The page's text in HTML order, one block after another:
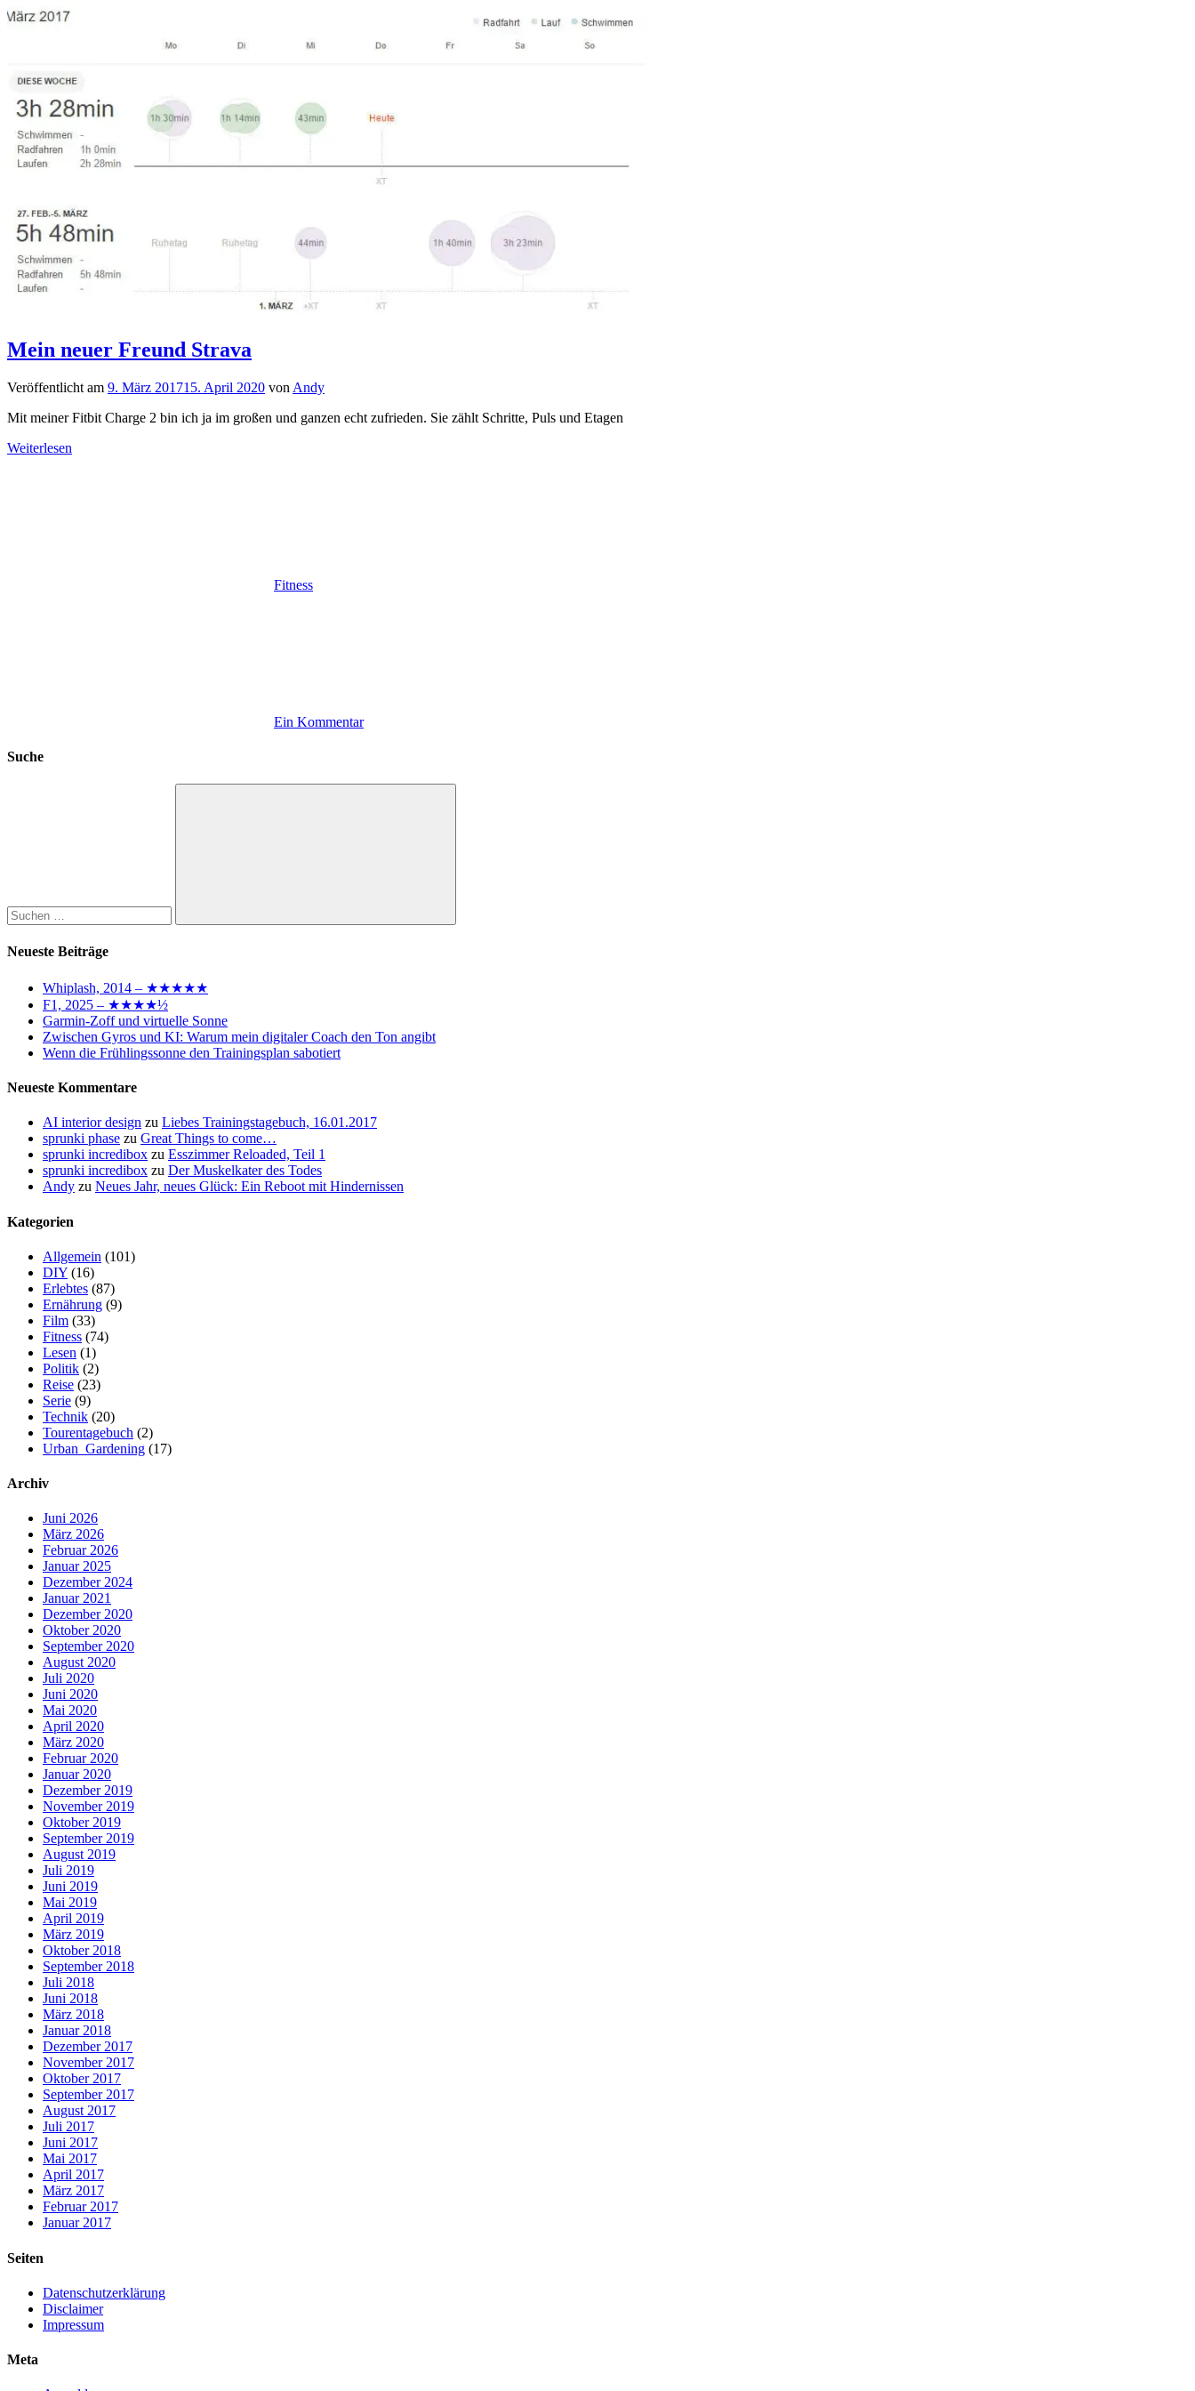
Mein neuer Freund Strava
Veröffentlicht am 9. März 201715. April 2020 von Andy
Mit meiner Fitbit Charge 2 bin ich ja im großen und ganzen echt zufrieden. Sie zählt Schritte, Puls und Etagen
Weiterlesen
Fitness
Ein Kommentar
Suche
Suchen
Neueste Beiträge
Whiplash, 2014 – ★★★★★
F1, 2025 – ★★★★½
Garmin-Zoff und virtuelle Sonne
Zwischen Gyros und KI: Warum mein digitaler Coach den Ton angibt
Wenn die Frühlingssonne den Trainingsplan sabotiert
Neueste Kommentare
AI interior design zu Liebes Trainingstagebuch, 16.01.2017
sprunki phase zu Great Things to come…
sprunki incredibox zu Esszimmer Reloaded, Teil 1
sprunki incredibox zu Der Muskelkater des Todes
Andy zu Neues Jahr, neues Glück: Ein Reboot mit Hindernissen
Kategorien
Allgemein (101)
DIY (16)
Erlebtes (87)
Ernährung (9)
Film (33)
Fitness (74)
Lesen (1)
Politik (2)
Reise (23)
Serie (9)
Technik (20)
Tourentagebuch (2)
Urban_Gardening (17)
Archiv
Juni 2026
März 2026
Februar 2026
Januar 2025
Dezember 2024
Januar 2021
Dezember 2020
Oktober 2020
September 2020
August 2020
Juli 2020
Juni 2020
Mai 2020
April 2020
März 2020
Februar 2020
Januar 2020
Dezember 2019
November 2019
Oktober 2019
September 2019
August 2019
Juli 2019
Juni 2019
Mai 2019
April 2019
März 2019
Oktober 2018
September 2018
Juli 2018
Juni 2018
März 2018
Januar 2018
Dezember 2017
November 2017
Oktober 2017
September 2017
August 2017
Juli 2017
Juni 2017
Mai 2017
April 2017
März 2017
Februar 2017
Januar 2017
Seiten
Datenschutzerklärung
Disclaimer
Impressum
Meta